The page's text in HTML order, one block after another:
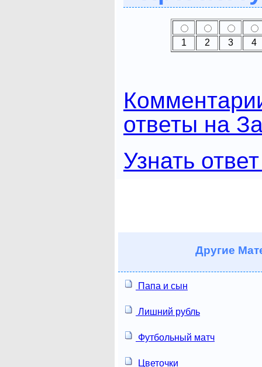
1 2 3 4
ответы на
Узнать
Другие
Папа и сын
Лишний рубль
Футбольный матч
Цветочки